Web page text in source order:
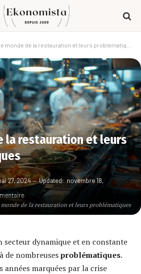
monde de la restauration et leurs problématiques
monde de la restauration et leurs problématiques
la restauration et leurs
27, 2024 Updated: novembre 18,
secteur dynamique et en constante
de nombreusesproblématiques.
années marquées par la crise